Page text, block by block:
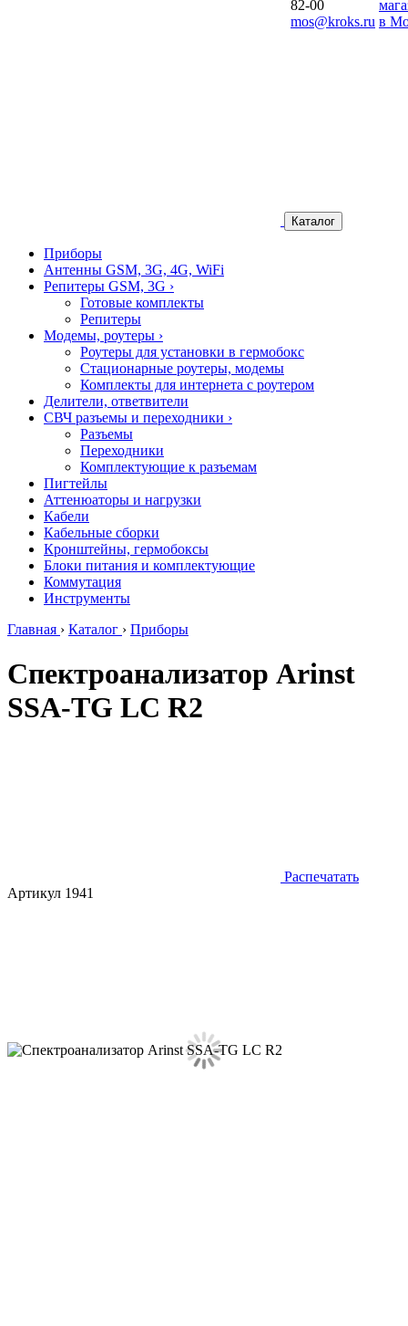
82-00
mos@kroks.ru в
Каталог
Приборы
Антенны GSM, 3G, 4G, WiFi
Репитеры GSM, 3G ›
Готовые комплекты
Репитеры
Модемы, роутеры ›
Роутеры для установки в гермобокс
Стационарные роутеры, модемы
Комплекты для интернета с роутером
Делители, ответвители
СВЧ разъемы и переходники ›
Разъемы
Переходники
Комплектующие к разъемам
Пигтейлы
Аттенюаторы и нагрузки
Кабели
Кабельные сборки
Кронштейны, гермобоксы
Блоки питания и комплектующие
Коммутация
Инструменты
Главная › Каталог › Приборы
Спектроанализатор Arinst
SSA-TG LC R2
Распечатать
Артикул 1941